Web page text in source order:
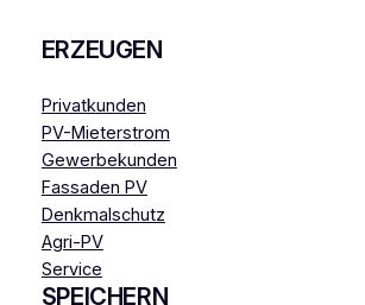
ERZEUGEN
Privatkunden
PV-Mieterstrom
Gewerbekunden
Fassaden PV
Denkmalschutz
Agri-PV
Service
SPEICHERN